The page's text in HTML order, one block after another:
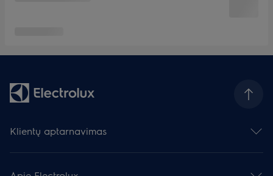
Klientų aptarnavimas
Palikite atsiliepimą